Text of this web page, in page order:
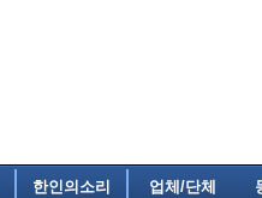
한인의소리 업체/단체